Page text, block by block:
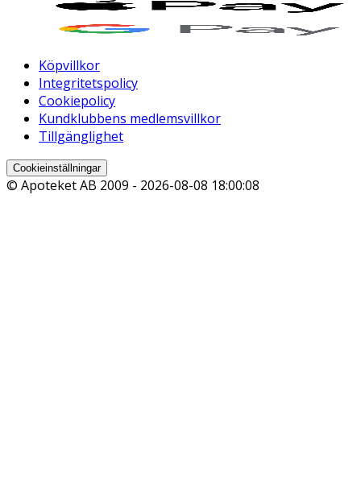
Köpvillkor
Integritetspolicy
Cookiepolicy
Kundklubbens medlemsvillkor
Tillgänglighet
Cookieinställningar
© Apoteket AB 2009 - 2026-08-08 18:00:08